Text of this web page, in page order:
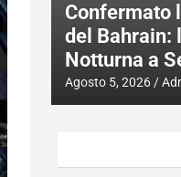
Confermato
del Bahrain:
Notturna a
Agosto 5, 2026